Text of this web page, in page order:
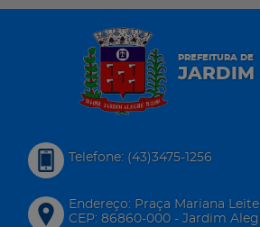
PREFEITURA DE
JARDIM
Telefone: (43)3475-1256
Endereço: Praça Mariana
CEP: 86860-000 - Jardim